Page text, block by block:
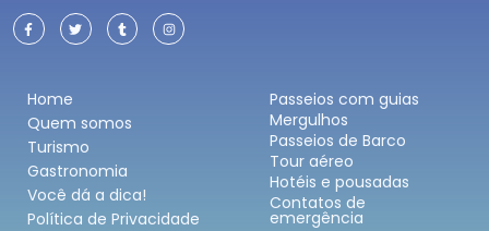
Home
Quem somos
Turismo
Gastronomia
Você dá a dica!
Política de Privacidade
Passeios com guias
Mergulhos
Passeios de Barco
Tour aéreo
Hotéis e pousadas
Contatos de
emergência